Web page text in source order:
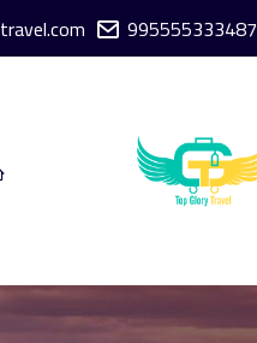
995555333487